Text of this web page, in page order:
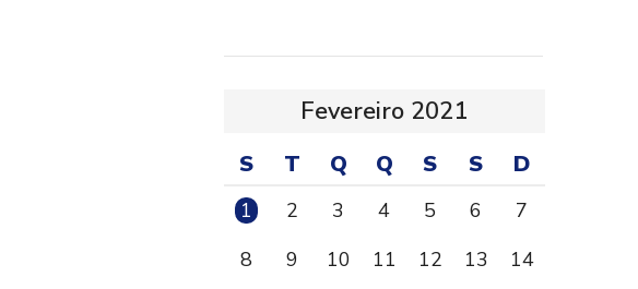
Fevereiro 2021
S T Q Q S S D
1 2 3 4 5 6
7
8
9 10 11 12 13 14